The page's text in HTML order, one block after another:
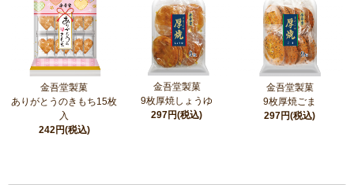
金吾堂製菓
ありがとうのきもち15枚
入
242円(税込)
金吾堂製菓
9枚厚焼しょうゆ
297円(税込)
金吾堂製菓
9枚厚焼ごま
297円(税込)